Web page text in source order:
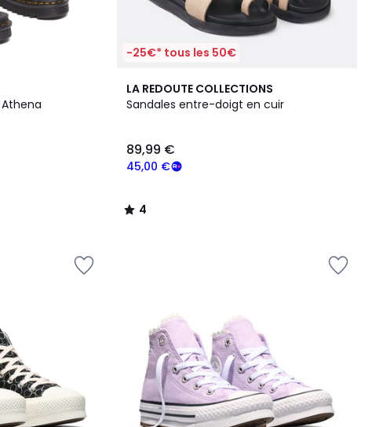
-25€* tous les 50€
LA REDOUTE COLLECTIONS
Sandales entre-doigt en cuir
45,00 €
89,99 €
4
/
4
/